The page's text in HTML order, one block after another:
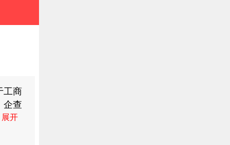
工商
企查